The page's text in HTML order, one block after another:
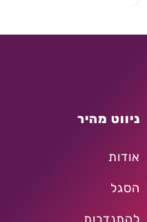
ניווט מהיר
אודות
הסגל